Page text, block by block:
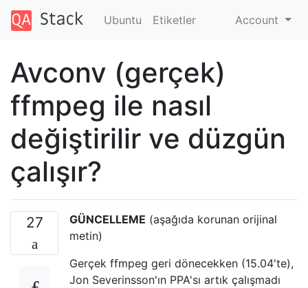
Ubuntu Etiketler Account
Avconv (gerçek)
ffmpeg ile nasıl
değiştirilir ve düzgün
çalışır?
27 GÜNCELLEME (aşağıda korunan orijinal
metin)
Gerçek ffmpeg geri dönecekken (15.04'te),
Jon Severinsson'ın PPA'sı artık çalışmadı